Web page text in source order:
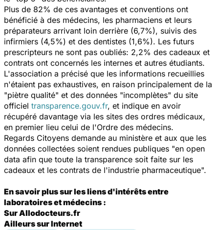
Plus de 82% de ces avantages et conventions ont
bénéficié à des médecins, les pharmaciens et leurs
préparateurs arrivant loin derrière (6,7%), suivis des
infirmiers (4,5%) et des dentistes (1,6%). Les futurs
prescripteurs ne sont pas oubliés: 2,2% des cadeaux et
contrats ont concernés les internes et autres étudiants.
L'association a précisé que les informations recueillies
n'étaient pas exhaustives, en raison principalement de la
"piètre qualité" et des données "incomplètes" du site
officiel transparence.gouv.fr, et indique en avoir
récupéré davantage via les sites des ordres médicaux,
en premier lieu celui de l'Ordre des médecins.
Regards Citoyens demande au ministère et aux que les
données collectées soient rendues publiques "en open
data afin que toute la transparence soit faite sur les
cadeaux et les contrats de l'industrie pharmaceutique".
En savoir plus sur les liens d'intérêts entre
laboratoires et médecins :
Sur Allodocteurs.fr
Ailleurs sur Internet